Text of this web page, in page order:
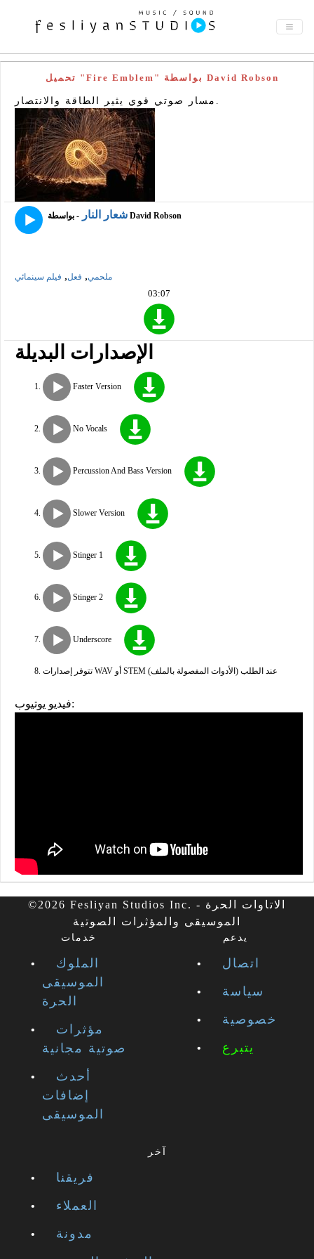
تحميل "Fire Emblem" بواسطة David Robson
مسار صوتي قوي يثير الطاقة والانتصار.
شعار النار - بواسطة David Robson
ملحمي, فعل, فيلم سينمائي
03:07
الإصدارات البديلة
Faster Version
No Vocals
Percussion And Bass Version
Slower Version
Stinger 1
Stinger 2
Underscore
تتوفر إصدارات WAV أو STEM (الأدوات المفصولة بالملف) عند الطلب
فيديو يوتيوب:
©2026 Fesliyan Studios Inc. - الاتاوات الحرة
الموسيقى والمؤثرات الصوتية
خدمات
الملوك
الموسيقى
الحرة
مؤثرات
صوتية مجانية
أحدث
إضافات
الموسيقى
يدعم
اتصال
سياسة
خصوصية
يتبرع
آخر
فريقنا
العملاء
مدونة